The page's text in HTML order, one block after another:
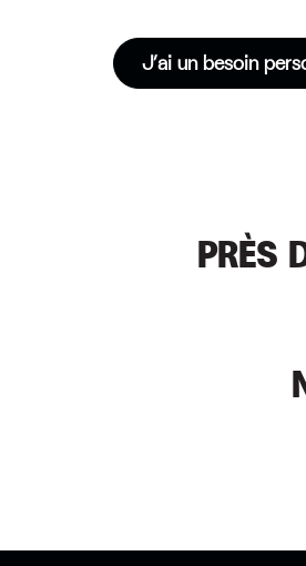
J’ai un besoin
PRÈS